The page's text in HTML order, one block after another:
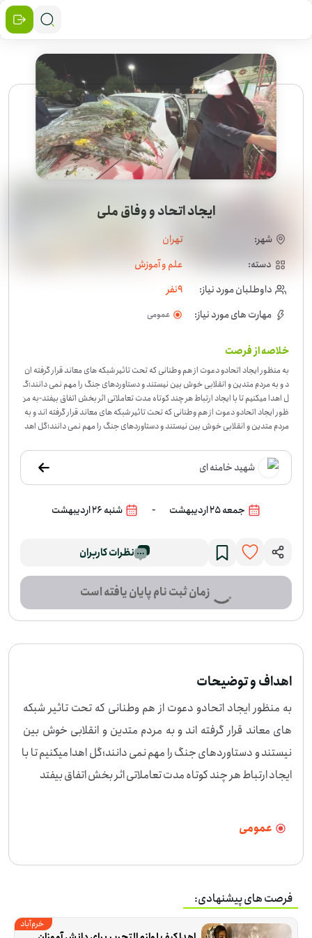
ایجاد اتحاد و وفاق ملی
شهر:
تهران
دسته:
علم و آموزش
داوطلبان مورد نیاز:
9نفر
مهارت های مورد نیاز:
عمومی
خلاصه از فرصت
به منظور ایجاد اتحادو دعوت از هم وطنانی که تحت تاثیر شبکه های معاند قرار گرفته ان
د و به مردم متدین و انقلابی خوش بین نیستند و دستاوردهای جنگ را مهم نمی دانند؛گ
ل اهدا میکنیم تا با ایجاد ارتباط هر چند کوتاه مدت تعاملاتی اثر بخش اتفاق بیفتد-به من
ظور ایجاد اتحادو دعوت از هم وطنانی که تحت تاثیر شبکه های معاند قرار گرفته اند و به
مردم متدین و انقلابی خوش بین نیستند و دستاوردهای جنگ را مهم نمی دانند؛گل اهد
شهید خامنه ای
جمعه 25 اردیبهشت - شنبه 26 اردیبهشت
نظرات کاربران
زمان ثبت نام پایان یافته است
اهداف و توضیحات
به منظور ایجاد اتحادو دعوت از هم وطنانی که تحت تاثیر شبکه
های معاند قرار گرفته اند و به مردم متدین و انقلابی خوش بین
نیستند و دستاوردهای جنگ را مهم نمی دانند؛گل اهدا میکنیم تا با
ایجاد ارتباط هر چند کوتاه مدت تعاملاتی اثر بخش اتفاق بیفتد
عمومی
فرصت های پیشنهادی:
خرم‌آباد